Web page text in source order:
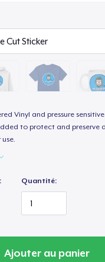
Vinyl and pressure
to protect and preserve
Quantité:
Ajouter au panier